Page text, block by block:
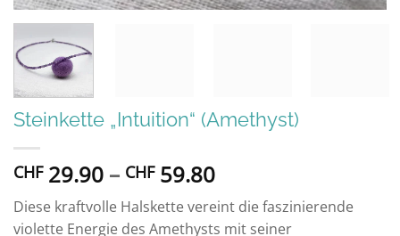
Steinkette „Intuition“ (Amethyst)
CHF29.90 – CHF59.80Preisspanne:
CHF 29.90
bis
Diese kraftvolle Halskette vereint die faszinierende
violette Energie des Amethysts mit seiner